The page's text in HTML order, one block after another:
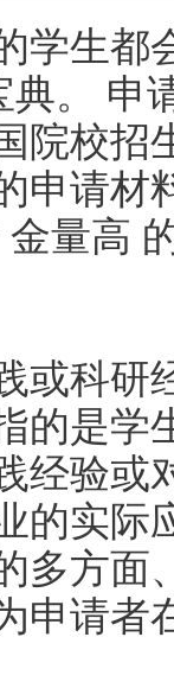
学生都
典。 申
院校招
申请材
量高
或科研
的是学
经验或
的实际
多方面
申请者